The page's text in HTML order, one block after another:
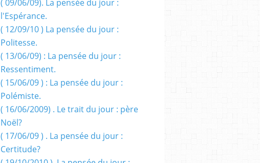
( 09/06/09). La pensée du jour :
l'Espérance.
( 12/09/10 ) La pensée du jour :
Politesse.
( 13/06/09) : La pensée du jour :
Ressentiment.
( 15/06/09 ) : La pensée du jour :
Polémiste.
( 16/06/2009) . Le trait du jour : père
Noël?
( 17/06/09 ) . La pensée du jour :
Certitude?